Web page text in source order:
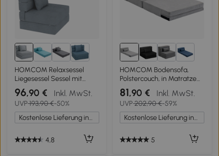
HOMCOM Relaxsessel
Liegesessel Sessel mit
Bettfunktion, inkl. 1 Kissen,
70 cm x 70 cm x 61 cm,
Hellgrau
96,90 € Inkl. MwSt.
UVP193,90 €-50%
Kostenlose Lieferung innerhalb Deutschlands
4,8
1+
HOMCOM Bodensofa,
Polstercouch, in Matratze
umwandelbar,
Schaumstoff, Kissen,
Hellgrau
81,90 € Inkl. MwSt.
UVP202,90 €-59%
Kostenlose Lieferung innerhalb Deutschlands
5